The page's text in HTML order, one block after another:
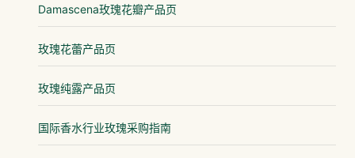
Damascena玫瑰花瓣产品页
玫瑰花蕾产品页
玫瑰纯露产品页
国际香水行业玫瑰采购指南